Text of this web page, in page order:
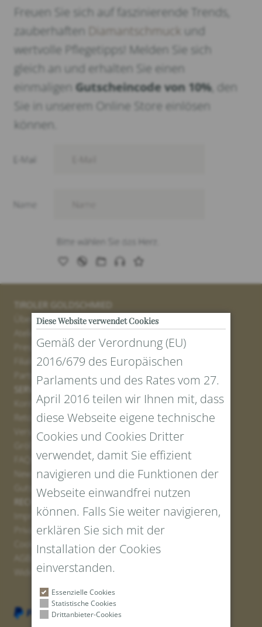
Freuen Sie sich auf faszinierende Trends,
zauberhaften
Diamantschmuck
und
wertvolle Pflegetipps! Melden Sie sich
gleich an und erhalten Sie einen
einmaligen Gutscheincode von 10%, den
Sie in unserem Online Store einlösen
können.
TIROLER GOLDSCHMIED
Über uns
Atelier
Presse
Filialen
Partner
SERVICE
Kontakt
Retourenportal
Versand
Newsletter Anmelden
Gutschein erstellen
RECHTLICHES UND DATENSCHUTZ
Impressum
Privacy Policy
Cookies
Widerrufsrecht
Diese Website verwendet Cookies
Gemäß der Verordnung (EU)
2016/679 des Europäischen
Parlaments und des Rates vom 27.
April 2016 teilen wir Ihnen mit, dass
diese Webseite eigene technische
Cookies und Cookies Dritter
verwendet, damit Sie effizient
navigieren und die Funktionen der
Webseite einwandfrei nutzen
können. Falls Sie weiter navigieren,
erklären Sie sich mit der
Installation der Cookies
einverstanden.
Essenzielle Cookies
Statistische Cookies
Drittanbieter-Cookies